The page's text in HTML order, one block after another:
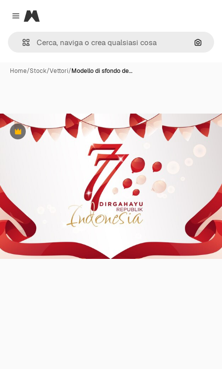
Close menu
Magnific
Cerca
Home/Stock/Vettori/Modello di sfondo de…
Premium